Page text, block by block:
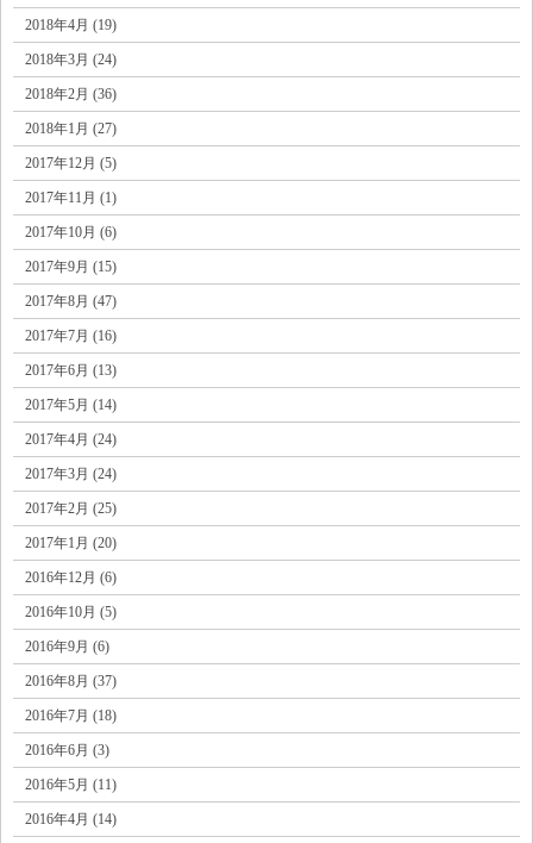
2018年4月 (19)
2018年3月 (24)
2018年2月 (36)
2018年1月 (27)
2017年12月 (5)
2017年11月 (1)
2017年10月 (6)
2017年9月 (15)
2017年8月 (47)
2017年7月 (16)
2017年6月 (13)
2017年5月 (14)
2017年4月 (24)
2017年3月 (24)
2017年2月 (25)
2017年1月 (20)
2016年12月 (6)
2016年10月 (5)
2016年9月 (6)
2016年8月 (37)
2016年7月 (18)
2016年6月 (3)
2016年5月 (11)
2016年4月 (14)